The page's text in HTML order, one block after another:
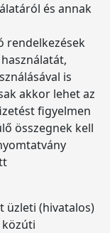
és annak
rendelkezések
is
akkor lehet az
figyelmen
összegnek kell
üzleti (hivatalos)